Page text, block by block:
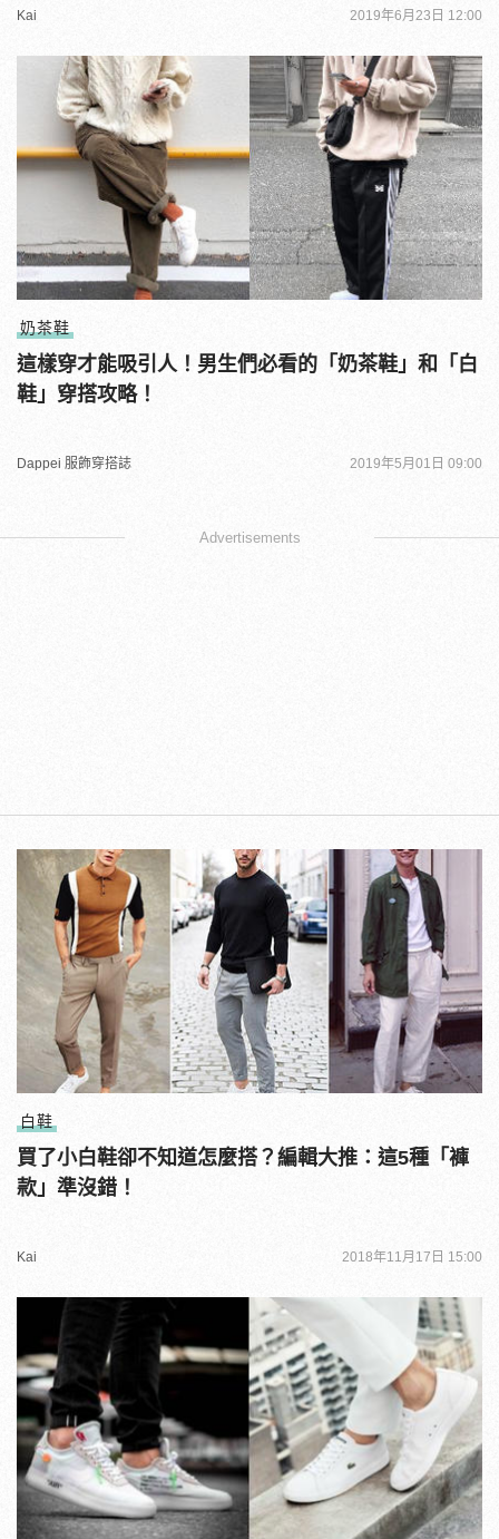
Kai 2019年6月23日 12:00
奶茶鞋
這樣穿才能吸引人！男生們必看的「奶茶鞋」和「白
鞋」穿搭攻略！
Dappei 服飾穿搭誌 2019年5月01日 09:00
Advertisements
白鞋
買了小白鞋卻不知道怎麼搭？編輯大推：這5種「褲
款」準沒錯！
Kai 2018年11月17日 15:00